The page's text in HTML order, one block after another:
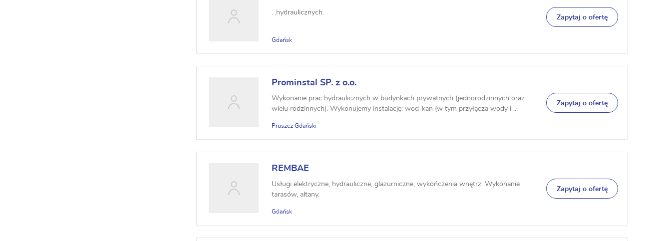
...hydraulicznych.
Gdańsk
Zapytaj o ofertę
Prominstal SP. z o.o.
Wykonanie prac hydraulicznych w budynkach prywatnych (jednorodzinnych oraz
wielu rodzinnych). Wykonujemy instalację: wod-kan (w tym przyłącza wody i ...
Pruszcz Gdański
Zapytaj o ofertę
REMBAE
Usługi elektryczne, hydrauliczne, glazurniczne, wykończenia wnętrz. Wykonanie
tarasów, altany.
Gdańsk
Zapytaj o ofertę